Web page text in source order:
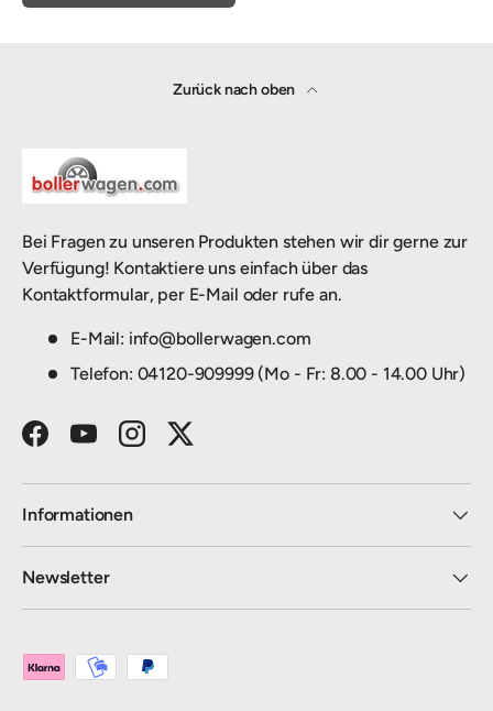
Zurück nach oben
Bei Fragen zu unseren Produkten stehen wir dir gerne zur
Verfügung! Kontaktiere uns einfach über das
Kontaktformular, per E-Mail oder rufe an.
E-Mail: info@bollerwagen.com
Telefon: 04120-909999 (Mo - Fr: 8.00 - 14.00 Uhr)
FacebookYouTubeInstagramTwitter
Informationen
Newsletter
Zahlungsmethoden